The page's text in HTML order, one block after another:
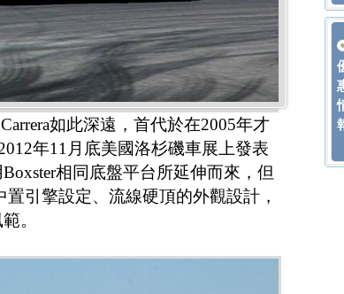
如此深遠，首代於在2005年才
年11月底美國洛杉磯車展上發表
相同底盤平台所延伸而來，但
引擎設定、流線硬頂的外觀設計，
。